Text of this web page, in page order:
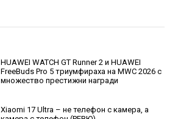
HUAWEI WATCH GT Runner 2 и HUAWEI
FreeBuds Pro 5 триумфираха на MWC 2026 с
множество престижни награди
Xiaomi 17 Ultra – не телефон с камера, а